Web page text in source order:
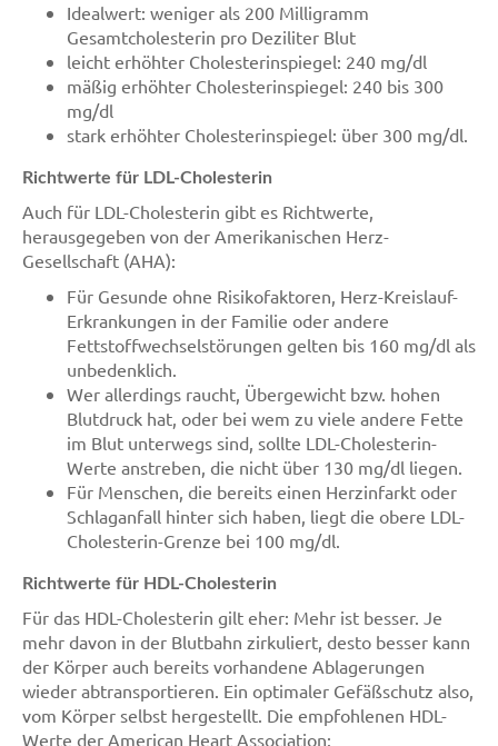
Idealwert: weniger als 200 Milligramm
Gesamtcholesterin pro Deziliter Blut
leicht erhöhter Cholesterinspiegel: 240 mg/dl
mäßig erhöhter Cholesterinspiegel: 240 bis 300
mg/dl
stark erhöhter Cholesterinspiegel: über 300 mg/dl.
Richtwerte für LDL-Cholesterin
Auch für LDL-Cholesterin gibt es Richtwerte,
herausgegeben von der Amerikanischen Herz-
Gesellschaft (AHA):
Für Gesunde ohne Risikofaktoren, Herz-Kreislauf-
Erkrankungen in der Familie oder andere
Fettstoffwechselstörungen gelten bis 160 mg/dl als
unbedenklich.
Wer allerdings raucht, Übergewicht bzw. hohen
Blutdruck hat, oder bei wem zu viele andere Fette
im Blut unterwegs sind, sollte LDL-Cholesterin-
Werte anstreben, die nicht über 130 mg/dl liegen.
Für Menschen, die bereits einen Herzinfarkt oder
Schlaganfall hinter sich haben, liegt die obere LDL-
Cholesterin-Grenze bei 100 mg/dl.
Richtwerte für HDL-Cholesterin
Für das HDL-Cholesterin gilt eher: Mehr ist besser. Je
mehr davon in der Blutbahn zirkuliert, desto besser kann
der Körper auch bereits vorhandene Ablagerungen
wieder abtransportieren. Ein optimaler Gefäßschutz also,
vom Körper selbst hergestellt. Die empfohlenen HDL-
Werte der American Heart Association: